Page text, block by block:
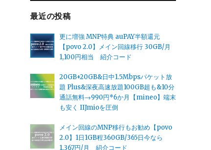
最近の投稿
更に増強 MNP特典 auPAY半額還元
【povo 2.0】メイン回線移行 30GB/月
1,100円相当 紹介コード
20GB+20GB&日中1.5Mbpsパケット放
題 Plus&深夜高速放題100GB超も&10分
通話無料→990円*6か月【mineo】端末
も安く IIJmioを圧倒
メイン回線のMNP移行もお勧め【povo
2.0】1日1GB程360GB/365日今なら
1,367円/月 紹介コード